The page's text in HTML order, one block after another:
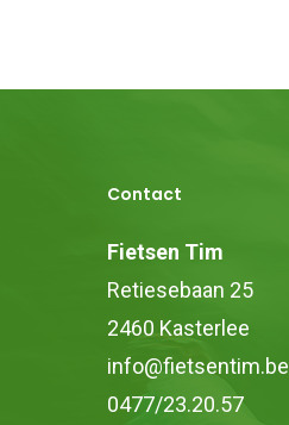
Contact
Fietsen Tim
Retiesebaan 25
2460 Kasterlee
info@fietsentim.be
0477/23.20.57